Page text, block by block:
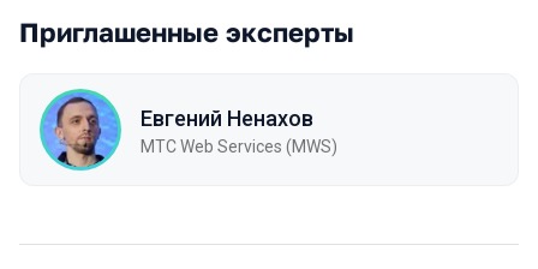
Приглашенные эксперты
Евгений Ненахов
МТC Web Services (MWS)